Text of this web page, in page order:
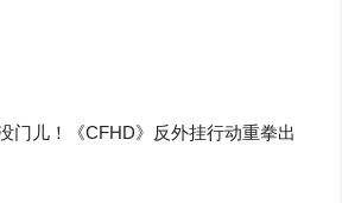
门儿！《CFHD》反外挂行动重拳出